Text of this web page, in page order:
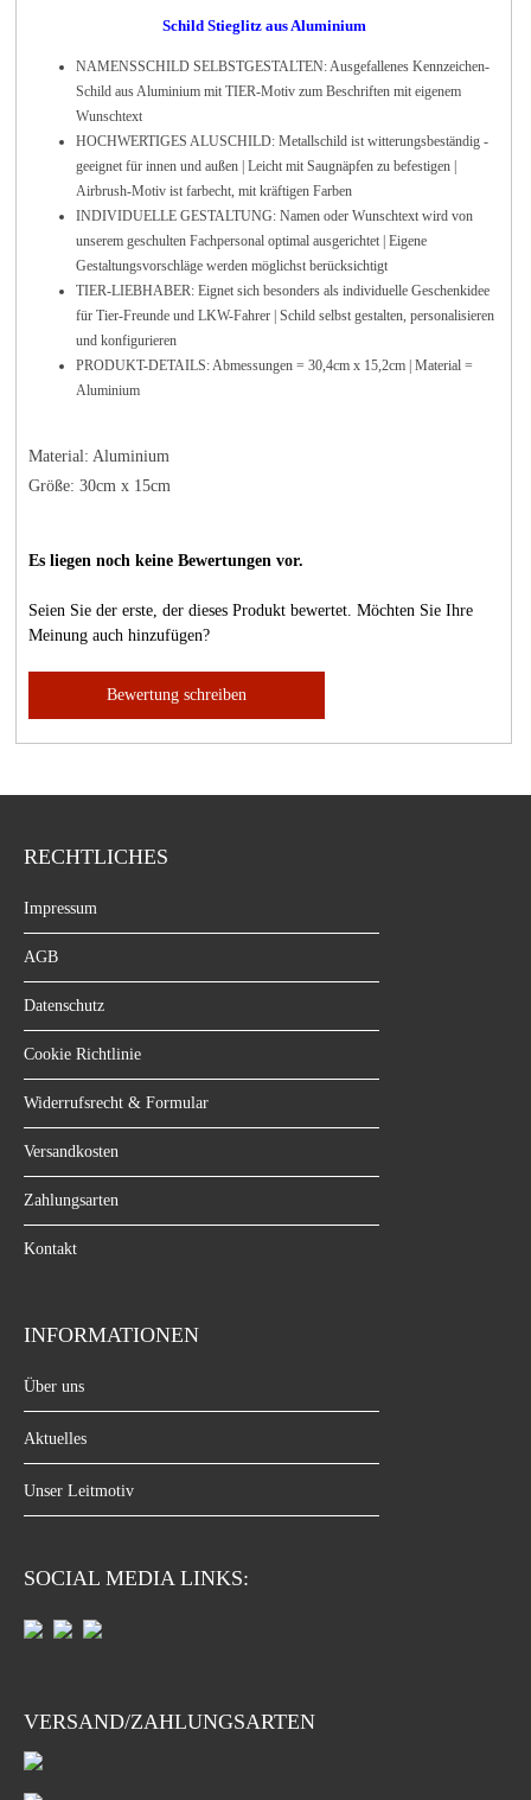
Schild Stieglitz aus Aluminium
NAMENSSCHILD SELBSTGESTALTEN: Ausgefallenes Kennzeichen-
Schild aus Aluminium mit TIER-Motiv zum Beschriften mit eigenem
Wunschtext
HOCHWERTIGES ALUSCHILD: Metallschild ist witterungsbeständig -
geeignet für innen und außen | Leicht mit Saugnäpfen zu befestigen |
Airbrush-Motiv ist farbecht, mit kräftigen Farben
INDIVIDUELLE GESTALTUNG: Namen oder Wunschtext wird von
unserem geschulten Fachpersonal optimal ausgerichtet | Eigene
Gestaltungsvorschläge werden möglichst berücksichtigt
TIER-LIEBHABER: Eignet sich besonders als individuelle Geschenkidee
für Tier-Freunde und LKW-Fahrer | Schild selbst gestalten, personalisieren
und konfigurieren
PRODUKT-DETAILS: Abmessungen = 30,4cm x 15,2cm | Material =
Aluminium
Material: Aluminium
Größe: 30cm x 15cm
Es liegen noch keine Bewertungen vor.
Seien Sie der erste, der dieses Produkt bewertet. Möchten Sie Ihre
Meinung auch hinzufügen?
Bewertung schreiben
RECHTLICHES
Impressum
AGB
Datenschutz
Cookie Richtlinie
Widerrufsrecht & Formular
Versandkosten
Zahlungsarten
Kontakt
INFORMATIONEN
Über uns
Aktuelles
Unser Leitmotiv
SOCIAL MEDIA LINKS:
VERSAND/ZAHLUNGSARTEN